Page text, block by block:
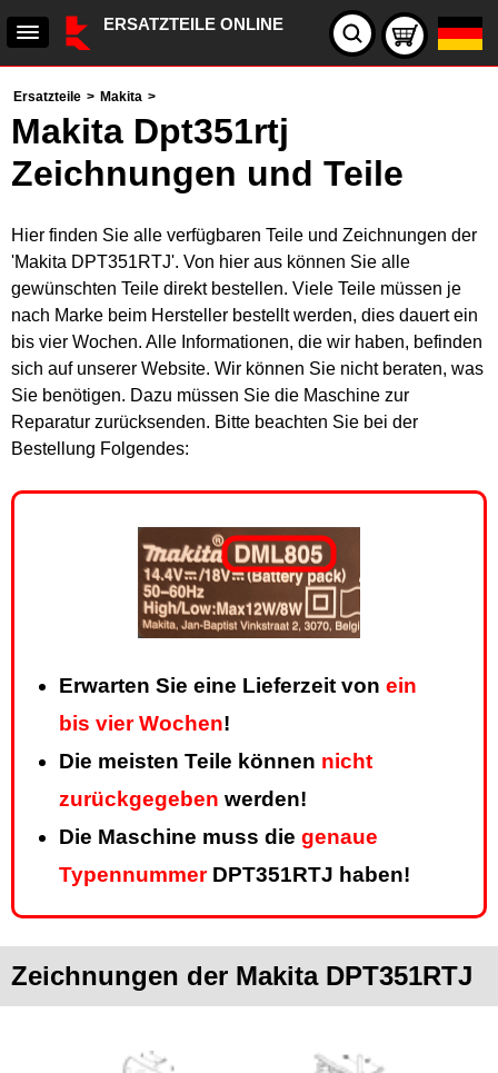
ERSATZTEILE ONLINE
Ersatzteile > Makita >
Makita Dpt351rtj
Zeichnungen und Teile
Hier finden Sie alle verfügbaren Teile und Zeichnungen der
'Makita DPT351RTJ'. Von hier aus können Sie alle
gewünschten Teile direkt bestellen. Viele Teile müssen je
nach Marke beim Hersteller bestellt werden, dies dauert ein
bis vier Wochen. Alle Informationen, die wir haben, befinden
sich auf unserer Website. Wir können Sie nicht beraten, was
Sie benötigen. Dazu müssen Sie die Maschine zur
Reparatur zurücksenden. Bitte beachten Sie bei der
Bestellung Folgendes:
Erwarten Sie eine Lieferzeit von ein
bis vier Wochen!
Die meisten Teile können nicht
zurückgegeben werden!
Die Maschine muss die genaue
TypennummerDPT351RTJ haben!
Zeichnungen der Makita DPT351RTJ